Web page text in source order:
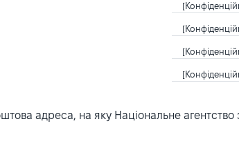
адреса, на яку Національне